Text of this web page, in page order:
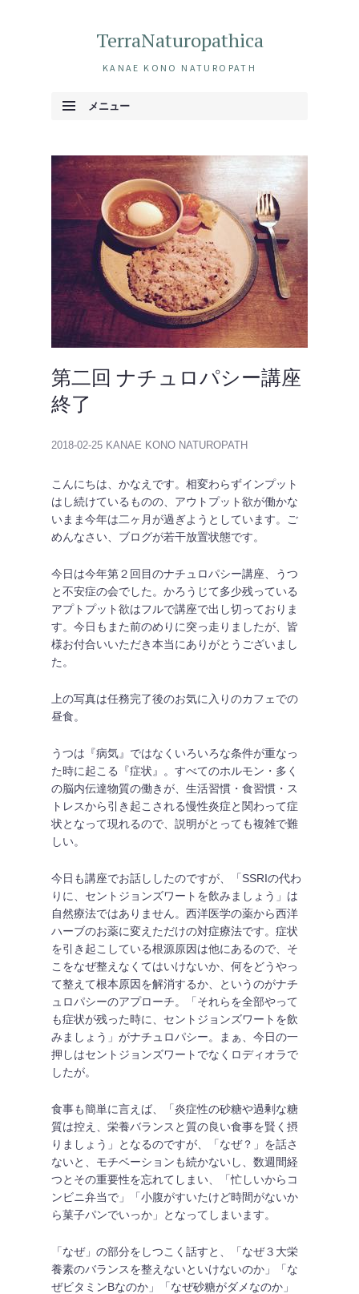
TerraNaturopathica
KANAE KONO NATUROPATH
メニュー
第二回 ナチュロパシー講座
終了
2018-02-25 KANAE KONO NATUROPATH
こんにちは、かなえです。相変わらずインプット
はし続けているものの、アウトプット欲が働かな
いまま今年は二ヶ月が過ぎようとしています。ご
めんなさい、ブログが若干放置状態です。
今日は今年第２回目のナチュロパシー講座、うつ
と不安症の会でした。かろうじて多少残っている
アプトプット欲はフルで講座で出し切っておりま
す。今日もまた前のめりに突っ走りましたが、皆
様お付合いいただき本当にありがとうございまし
た。
上の写真は任務完了後のお気に入りのカフェでの
昼食。
うつは『病気』ではなくいろいろな条件が重なっ
た時に起こる『症状』。すべてのホルモン・多く
の脳内伝達物質の働きが、生活習慣・食習慣・ス
トレスから引き起こされる慢性炎症と関わって症
状となって現れるので、説明がとっても複雑で難
しい。
今日も講座でお話ししたのですが、「SSRIの代わ
りに、セントジョンズワートを飲みましょう」は
自然療法ではありません。西洋医学の薬から西洋
ハーブのお薬に変えただけの対症療法です。症状
を引き起こしている根源原因は他にあるので、そ
こをなぜ整えなくてはいけないか、何をどうやっ
て整えて根本原因を解消するか、というのがナチ
ュロパシーのアプローチ。「それらを全部やって
も症状が残った時に、セントジョンズワートを飲
みましょう」がナチュロパシー。まぁ、今日の一
押しはセントジョンズワートでなくロディオラで
したが。
食事も簡単に言えば、「炎症性の砂糖や過剰な糖
質は控え、栄養バランスと質の良い食事を賢く摂
りましょう」となるのですが、「なぜ？」を話さ
ないと、モチベーションも続かないし、数週間経
つとその重要性を忘れてしまい、「忙しいからコ
ンビニ弁当で」「小腹がすいたけど時間がないか
ら菓子パンでいっか」となってしまいます。
「なぜ」の部分をしつこく話すと、「なぜ３大栄
養素のバランスを整えないといけないのか」「な
ぜビタミンBなのか」「なぜ砂糖がダメなのか」